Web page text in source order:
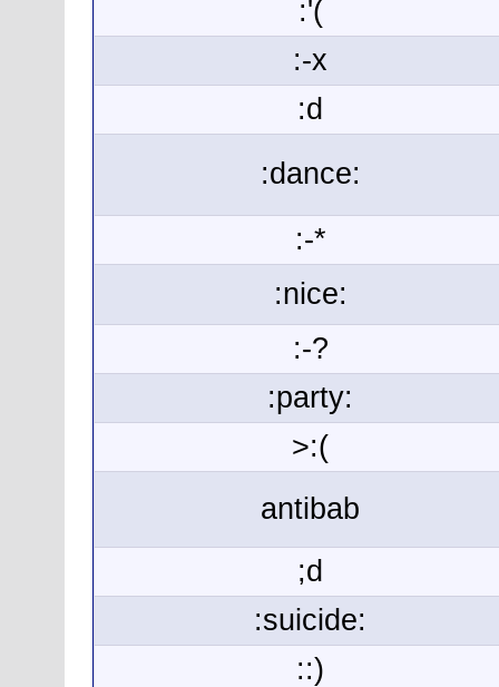
:'(
:-x
:d
:dance:
:-*
:nice:
:-?
:party:
>:(
antibab
;d
:suicide:
::)